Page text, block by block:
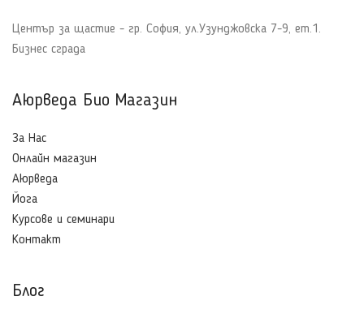
Център за щастие - гр. София, ул.Узунджовска 7-9, ет.1.
Бизнес сграда
Аюрведа Био Магазин
За Нас
Онлайн магазин
Аюрведа
Йога
Курсове и семинари
Контакт
Блог